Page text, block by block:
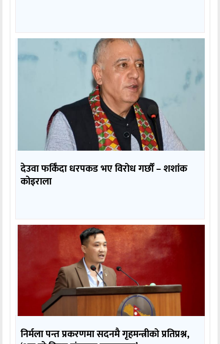
देउवा फर्किँदा धरपकड भए विरोध गर्छौँं – शशांक
कोइराला
निर्मला पन्त प्रकरणमा सदनमै गृहमन्त्रीको प्रतिप्रश्न,